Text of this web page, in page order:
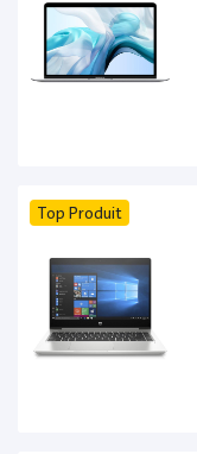
Top Produit